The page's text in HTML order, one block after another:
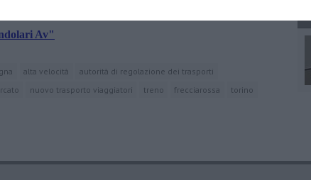
Av"
alta velocità
autorità di regolazione dei trasporti
nuovo trasporto viaggiatori treno frecciarossa
torino